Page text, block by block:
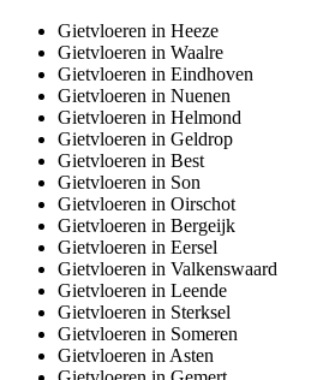
Gietvloeren in Heeze
Gietvloeren in Waalre
Gietvloeren in Eindhoven
Gietvloeren in Nuenen
Gietvloeren in Helmond
Gietvloeren in Geldrop
Gietvloeren in Best
Gietvloeren in Son
Gietvloeren in Oirschot
Gietvloeren in Bergeijk
Gietvloeren in Eersel
Gietvloeren in Valkenswaard
Gietvloeren in Leende
Gietvloeren in Sterksel
Gietvloeren in Someren
Gietvloeren in Asten